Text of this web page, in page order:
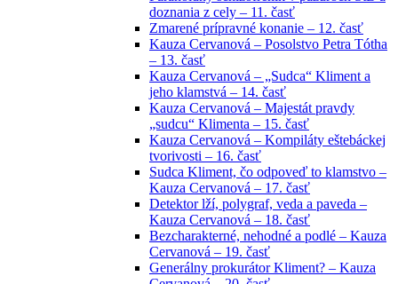
doznania z cely – 11. časť
Zmarené prípravné konanie – 12. časť
Kauza Cervanová – Posolstvo Petra Tótha
– 13. časť
Kauza Cervanová – „Sudca“ Kliment a
jeho klamstvá – 14. časť
Kauza Cervanová – Majestát pravdy
„sudcu“ Klimenta – 15. časť
Kauza Cervanová – Kompiláty eštebáckej
tvorivosti – 16. časť
Sudca Kliment, čo odpoveď to klamstvo –
Kauza Cervanová – 17. časť
Detektor lží, polygraf, veda a paveda –
Kauza Cervanová – 18. časť
Bezcharakterné, nehodné a podlé – Kauza
Cervanová – 19. časť
Generálny prokurátor Kliment? – Kauza